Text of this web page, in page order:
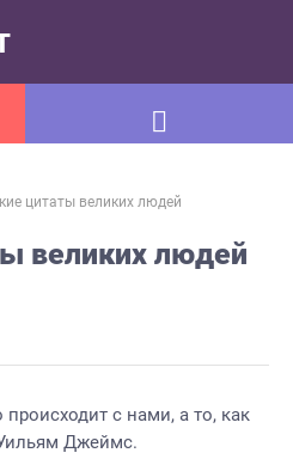
цитаты великих людей
великих людей
с нами, а то, как
Джеймс.